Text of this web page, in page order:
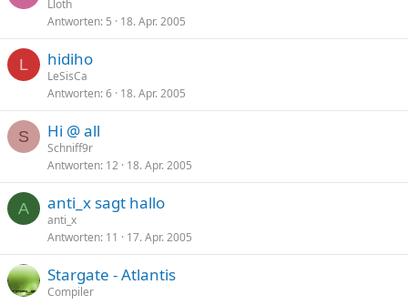
p
Lloth
Antworten 5 18. Apr. 2005
L hidiho
LeSisCa
Antworten 6 18. Apr. 2005
S Hi @ all
Schniff9r
Antworten 12 18. Apr. 2005
A anti_x sagt hallo
anti_x
Antworten 11 17. Apr. 2005
Stargate - Atlantis
Compiler